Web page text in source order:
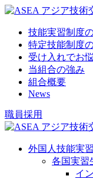
技能実習制度
特定技能制度
受け入れでお
当組合の強み
組合概要
News
職員採用
外国人技能実
各国実習
イ